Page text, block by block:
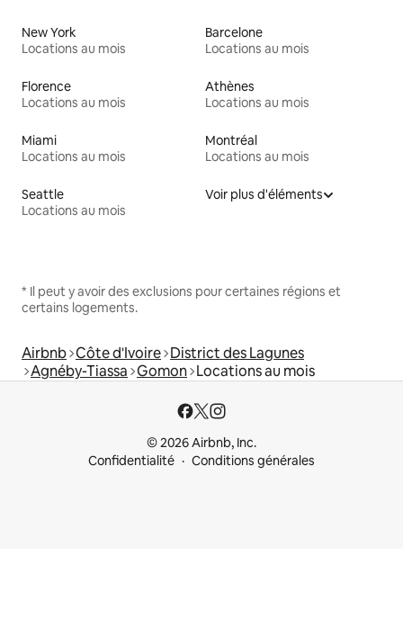
New York
Locations au mois
Barcelone
Locations au mois
Florence
Locations au mois
Athènes
Locations au mois
Miami
Locations au mois
Montréal
Locations au mois
Seattle
Locations au mois
Voir plus d'éléments
* Il peut y avoir des exclusions pour certaines régions et
certains logements.
Airbnb Côte d'Ivoire District des Lagunes
Agnéby-Tiassa Gomon Locations au mois
© 2026 Airbnb, Inc.
Confidentialité
Conditions générales